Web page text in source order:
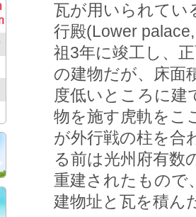
瓦が用いられてい
行殿(Lower
祖3年に竣工し、
の建物だが、床面
度低いところに建
物を施す虎軌をこ
が外行戦の柱を合
る前は光州府有数
重建されたもので
建物址と瓦を積ん